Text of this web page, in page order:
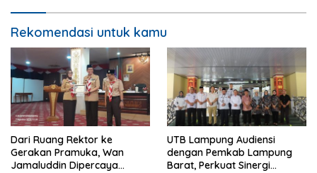
Rekomendasi untuk kamu
Dari Ruang Rektor ke
Gerakan Pramuka, Wan
Jamaluddin Dipercaya
UTB Lampung Audiensi
dengan Pemkab Lampung
Barat, Perkuat Sinergi